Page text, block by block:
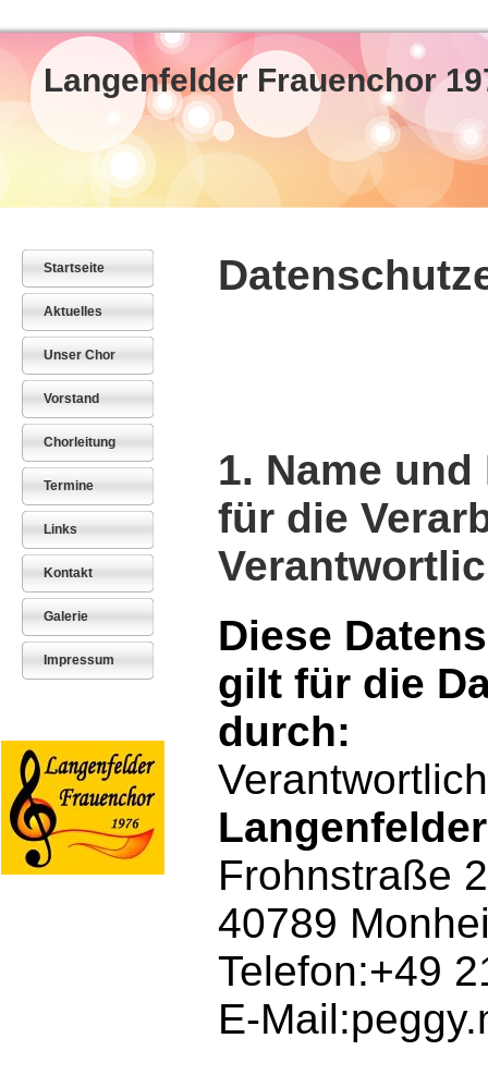
Langenfelder Frauenchor
Startseite
Aktuelles
Unser Chor
Vorstand
Chorleitung
Termine
Links
Kontakt
Galerie
Impressum
1. Name
für die
Diese
gilt für die
durch:
Frohnstraße
40789
Telefon:+49
E-